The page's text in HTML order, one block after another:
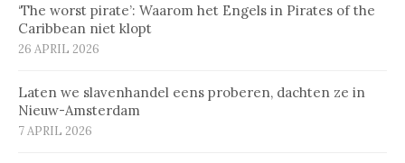
‘The worst pirate’: Waarom het Engels in Pirates of the
Caribbean niet klopt
26 APRIL 2026
Laten we slavenhandel eens proberen, dachten ze in
Nieuw-Amsterdam
7 APRIL 2026